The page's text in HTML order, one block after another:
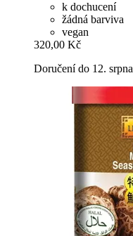
k dochucení
žádná barviva
vegan
320,00 Kč
Doručení do 12. srpna